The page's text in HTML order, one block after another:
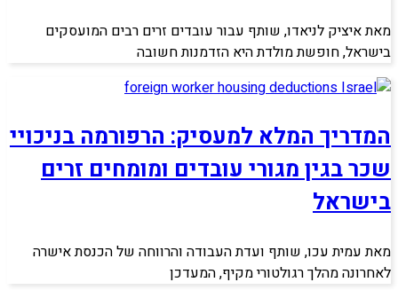
מאת איציק לניאדו, שותף עבור עובדים זרים רבים המועסקים
בישראל, חופשת מולדת היא הזדמנות חשובה
המדריך המלא למעסיק: הרפורמה בניכויי
שכר בגין מגורי עובדים ומומחים זרים
בישראל
מאת עמית עכו, שותף ועדת העבודה והרווחה של הכנסת אישרה
לאחרונה מהלך רגולטורי מקיף, המעדכן